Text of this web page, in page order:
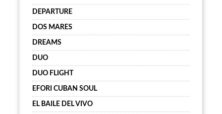
DEPARTURE
DOS MARES
DREAMS
DUO
DUO FLIGHT
EFORI CUBAN SOUL
EL BAILE DEL VIVO